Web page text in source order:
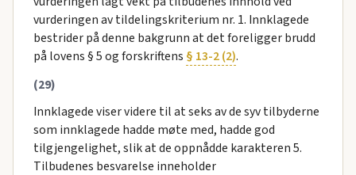
vurderingen av tildelingskriterium nr. 1. Innklagede
bestrider på denne bakgrunn at det foreligger brudd
på lovens § 5 og forskriftens § 13-2 (2).
(29)
Innklagede viser videre til at seks av de syv tilbyderne
som innklagede hadde møte med, hadde god
tilgjengelighet, slik at de oppnådde karakteren 5.
Tilbudenes besvarelse inneholder